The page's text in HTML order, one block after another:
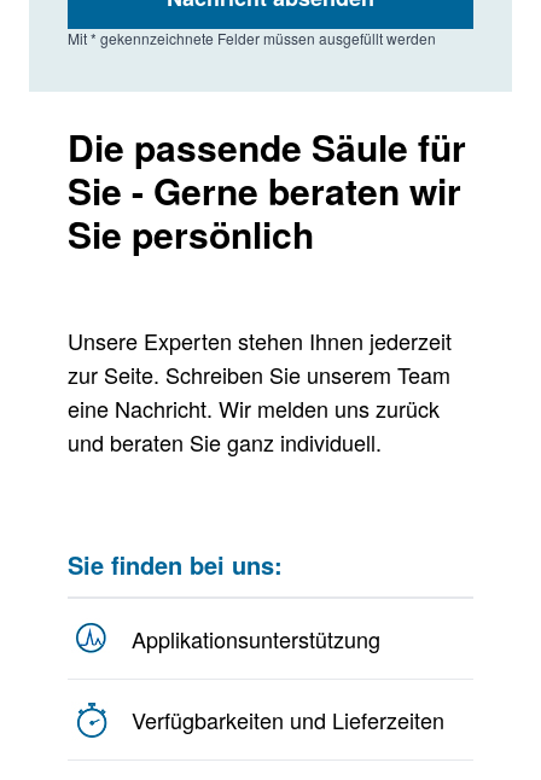
Mit * gekennzeichnete Felder müssen ausgefüllt werden
Die passende Säule für
Sie - Gerne beraten wir
Sie persönlich
Unsere Experten stehen Ihnen jederzeit
zur Seite. Schreiben Sie unserem Team
eine Nachricht. Wir melden uns zurück
und beraten Sie ganz individuell.
Sie finden bei uns:
Applikationsunterstützung
Verfügbarkeiten und Lieferzeiten